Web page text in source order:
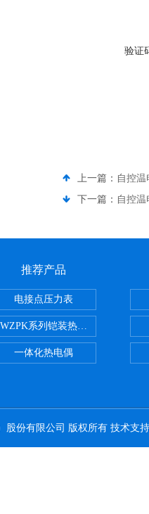
验证
上一篇： 自控
下一篇： 自控
推荐产品
电接点压力表
WZPK系列铠装热电阻
一体化热电偶
股份有限公司 版权所有 技术支